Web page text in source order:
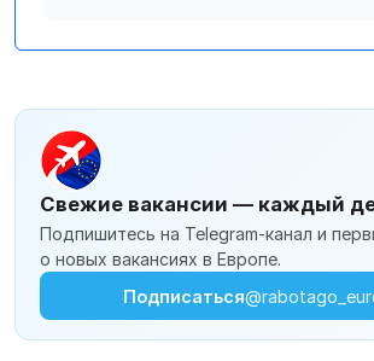
Свежие вакансии — каждый
Подпишитесь на Telegram-канал и
о новых вакансиях в Европе.
Подписаться